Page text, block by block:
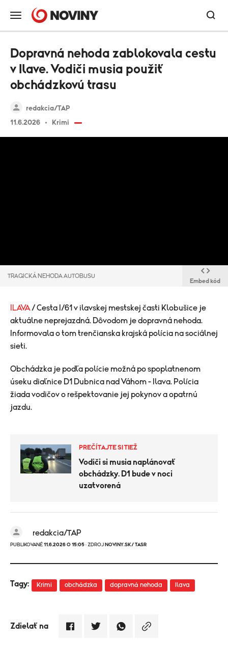
redakcia/TAP
11.6.2026
Krimi
Dopravná nehoda zablokovala cestu
v Ilave. Vodiči musia použiť
obchádzkovú trasu
TRAGICKÁ NEHODA AUTOBUSU
Embed kód
ILAVA / Cesta I/61 v ilavskej mestskej časti Klobušice je
aktuálne neprejazdná. Dôvodom je dopravná nehoda.
Informovala o tom trenčianska krajská polícia na sociálnej
sieti.
Obchádzka je podľa polície možná po spoplatnenom
úseku diaľnice D1 Dubnica nad Váhom - Ilava. Polícia
žiada vodičov o rešpektovanie jej pokynov a opatrnú
jazdu.
PREČÍTAJTE SI TIEŽ
Vodiči si musia naplánovať
obchádzky. D1 bude v noci
uzatvorená
redakcia/TAP
PUBLIKOVANÉ 11.6.2026 O 15:05 · ZDROJ NOVINY.SK/ TASR
Tagy: Krimi obchádzka dopravná nehoda Ilava
Zdielať na